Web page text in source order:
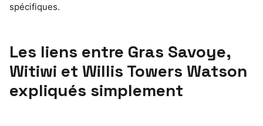
spécifiques.
Les liens entre Gras Savoye,
Witiwi et Willis Towers Watson
expliqués simplement